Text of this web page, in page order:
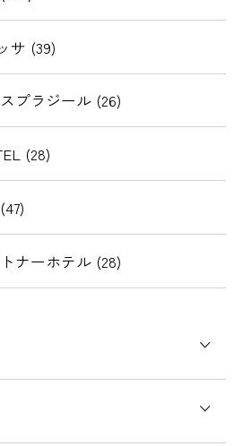
サ (39)
プラジール (26)
(28)
ナーホテル (28)